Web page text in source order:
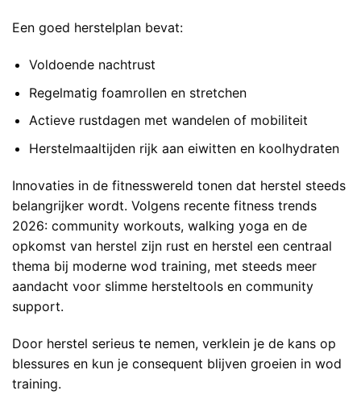
Een goed herstelplan bevat:
Voldoende nachtrust
Regelmatig foamrollen en stretchen
Actieve rustdagen met wandelen of mobiliteit
Herstelmaaltijden rijk aan eiwitten en koolhydraten
Innovaties in de fitnesswereld tonen dat herstel steeds
belangrijker wordt. Volgens recente fitness trends
2026: community workouts, walking yoga en de
opkomst van herstel zijn rust en herstel een centraal
thema bij moderne wod training, met steeds meer
aandacht voor slimme hersteltools en community
support.
Door herstel serieus te nemen, verklein je de kans op
blessures en kun je consequent blijven groeien in wod
training.